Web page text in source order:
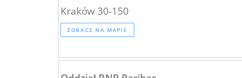
Kraków 30-150
ZOBACZ NA MAPIE